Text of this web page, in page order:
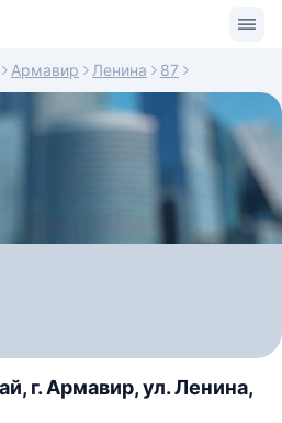
Армавир Ленина 87
г. Армавир, ул. Ленина,